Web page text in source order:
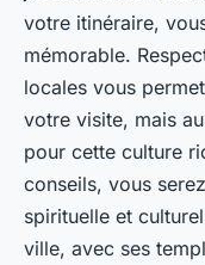
votre itinéraire,
mémorable.
locales vous
votre visite, mais
pour cette culture
conseils, vous
spirituelle et
ville, avec ses